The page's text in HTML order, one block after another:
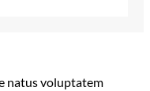
natus voluptatem